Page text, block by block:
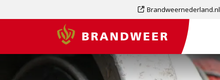
Dit
externe
Brandweernederland.nl
Brandweer